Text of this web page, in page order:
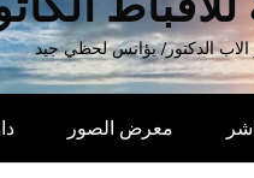
الاب الدكتور/ يؤانس لحظي جيد
معرض الصور